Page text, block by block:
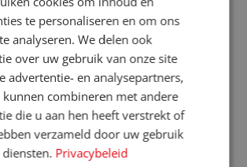
Loontabel Reisleider en
Reisbegeleider
arbeidsovereenkomsten
Functieomschrijvingen
reisleider en reisbegeleider
te personaliseren en om ons
analyseren. We delen ook
over uw gebruik van onze site
advertentie- en analysepartners,
kunnen combineren met andere
die u aan hen heeft verstrekt of
verzameld door uw gebruik
Privacybeleid